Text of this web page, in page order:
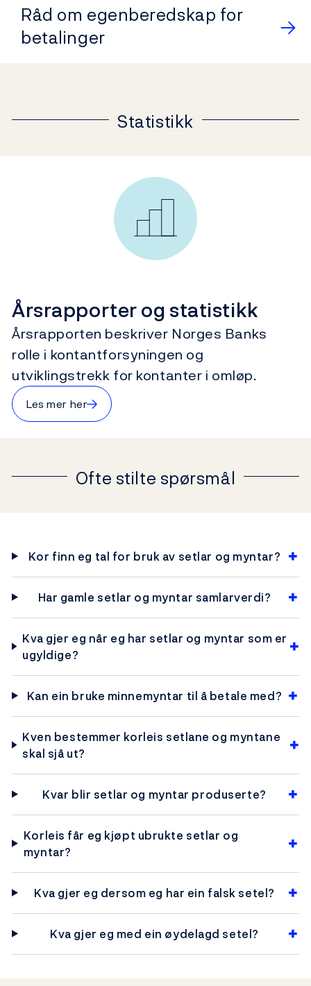
Råd om egenberedskap for
betalinger
Statistikk
Årsrapporter og statistikk
Årsrapporten beskriver Norges Banks
rolle i kontantforsyningen og
utviklingstrekk for kontanter i omløp.
Les mer her→
Ofte stilte spørsmål
Kor finn eg tal for bruk av setlar og myntar?
Har gamle setlar og myntar samlarverdi?
Kva gjer eg når eg har setlar og myntar som er
ugyldige?
Kan ein bruke minnemyntar til å betale med?
Kven bestemmer korleis setlane og myntane
skal sjå ut?
Kvar blir setlar og myntar produserte?
Korleis får eg kjøpt ubrukte setlar og
myntar?
Kva gjer eg dersom eg har ein falsk setel?
Kva gjer eg med ein øydelagd setel?